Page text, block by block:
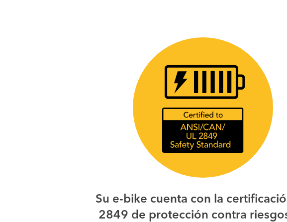
Su e-bike cuenta con la
2849 de protección contra